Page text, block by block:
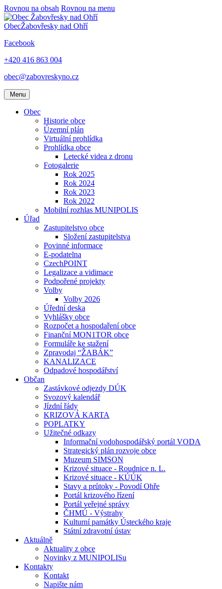
Rovnou na obsah Rovnou na menu
ObecŽabovřesky nad Ohří
Facebook
+420 416 863 004
obec@zabovreskyno.cz
Menu
Obec
Historie obce
Územní plán
Virtuální prohlídka
Prohlídka obce
Letecké videa z dronu
Fotogalerie
Rok 2025
Rok 2024
Rok 2023
Rok 2022
Mobilní rozhlas MUNIPOLIS
Úřad
Zastupitelstvo obce
Složení zastupitelstva
Povinné informace
E-podatelna
CzechPOINT
Legalizace a vidimace
Podpořené projekty
Volby
Volby 2026
Úřední deska
Vyhlášky obce
Rozpočet a hospodaření obce
Finanční MON1TOR obce
Formuláře ke stažení
Zpravodaj “ŽABÁK”
KANALIZACE
Odpadové hospodářství
Občan
Zastávkové odjezdy DÚK
Svozový kalendář
Jízdní řády
KRIZOVÁ KARTA
POPLATKY
Užitečné odkazy
Informační vodohospodářský portál VODA
Strategický plán rozvoje obce
Muzeum SIMSON
Krizové situace - Roudnice n. L.
Krizové situace - KÚÚK
Stavy a průtoky - Povodí Ohře
Portál krizového řízení
Portál veřejné správy
ČHMÚ - Výstrahy
Kulturní památky Ústeckého kraje
Státní zdravotní ústav
Aktuálně
Aktuality z obce
Novinky z MUNIPOLISu
Kontakty
Kontakt
Napište nám